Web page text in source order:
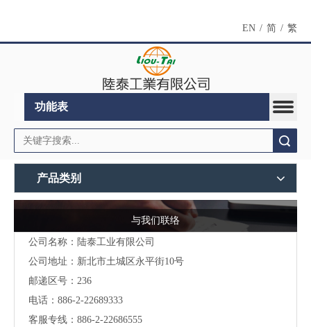
EN / 简 / 繁
功能表
产品类别
与我们联络
公司名称：陆泰工业有限公司
公司地址： 新北市土城区永平街10号
邮递区号：236
电话：886-2-22689333
客服专线：886-2-22686555